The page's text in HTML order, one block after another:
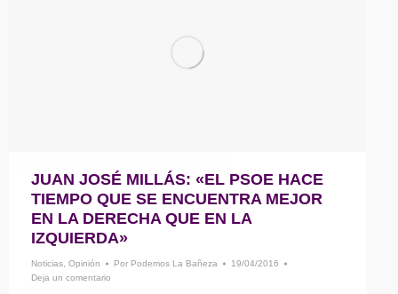
JUAN JOSÉ MILLÁS: «EL PSOE HACE
TIEMPO QUE SE ENCUENTRA MEJOR
EN LA DERECHA QUE EN LA
IZQUIERDA»
Noticias, Opinión Por Podemos La Bañeza
19/04/2016
Deja un comentario